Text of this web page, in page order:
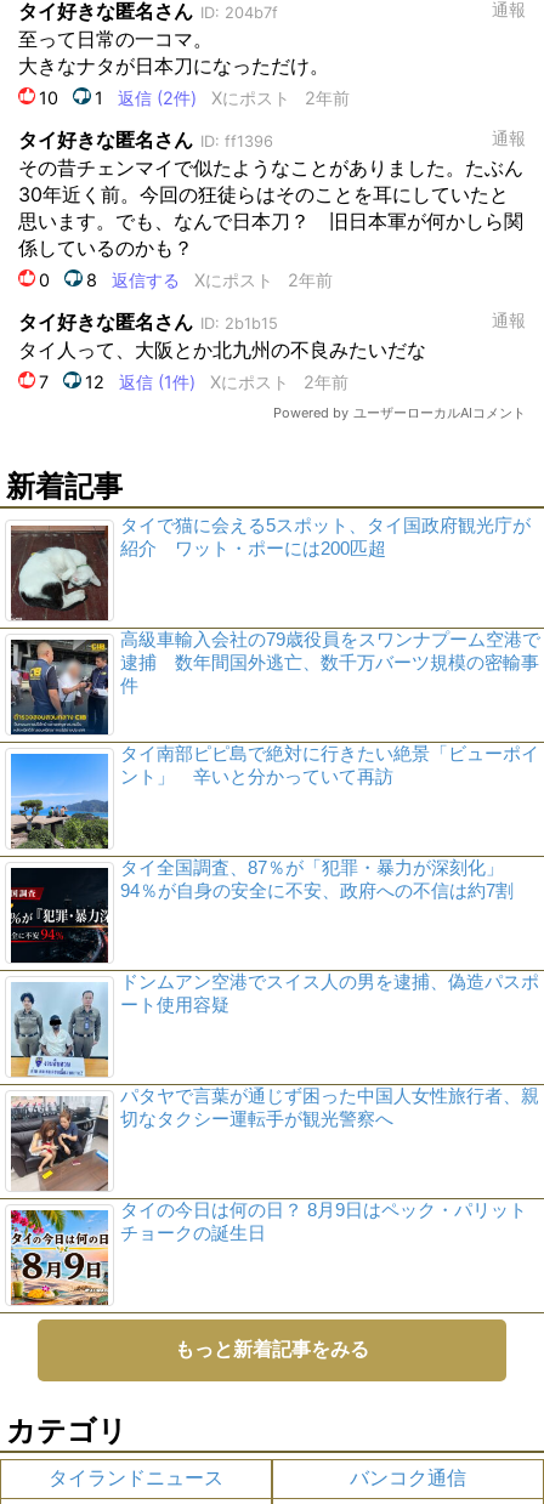
新着記事
タイで猫に会える5スポット、タイ国政府観光庁が
紹介 ワット・ポーには200匹超
高級車輸入会社の79歳役員をスワンナプーム空港で
逮捕 数年間国外逃亡、数千万バーツ規模の密輸事
件
タイ南部ピピ島で絶対に行きたい絶景「ビューポイ
ント」 辛いと分かっていて再訪
タイ全国調査、87％が「犯罪・暴力が深刻化」
94％が自身の安全に不安、政府への不信は約7割
ドンムアン空港でスイス人の男を逮捕、偽造パスポ
ート使用容疑
パタヤで言葉が通じず困った中国人女性旅行者、親
切なタクシー運転手が観光警察へ
タイの今日は何の日？ 8月9日はペック・パリット
チョークの誕生日
もっと新着記事をみる
カテゴリ
タイランドニュース
バンコク通信